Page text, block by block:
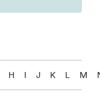
H I J K L M